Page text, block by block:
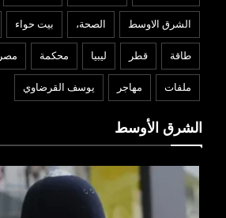
الشرق الاوسط الصحة، بيت حواء
طاقة قطر ليبيا محكمة مصر
ملفات مهاجر يوسف القرضاوي
الشرق الأوسط